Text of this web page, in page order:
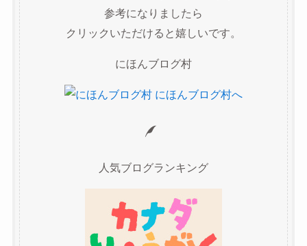
参考になりましたら
クリックいただけると嬉しいです。
にほんブログ村
人気ブログランキング